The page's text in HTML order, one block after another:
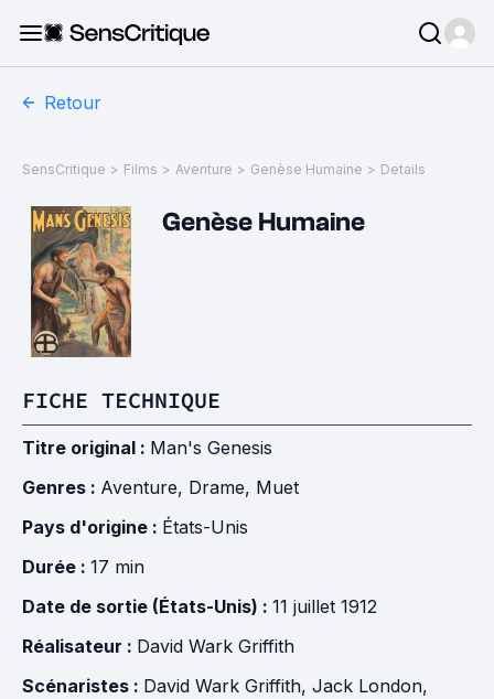
Retour
SensCritique > Films > Aventure > Genèse Humaine > Details
Genèse Humaine
FICHE TECHNIQUE
Titre original : Man's Genesis
Genres : Aventure, Drame, Muet
Pays d'origine : États-Unis
Durée : 17 min
Date de sortie (États-Unis) : 11 juillet 1912
Réalisateur : David Wark Griffith
Scénaristes : David Wark Griffith, Jack London,